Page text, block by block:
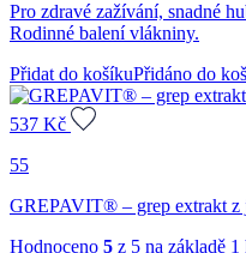
Pro zdravé zažívání, snadné
Rodinné balení vlákniny.
Přidat do košíkuPřidáno do
537 Kč
55
GREPAVIT® – grep extrakt z
Hodnoceno 5 z 5 na základě 1